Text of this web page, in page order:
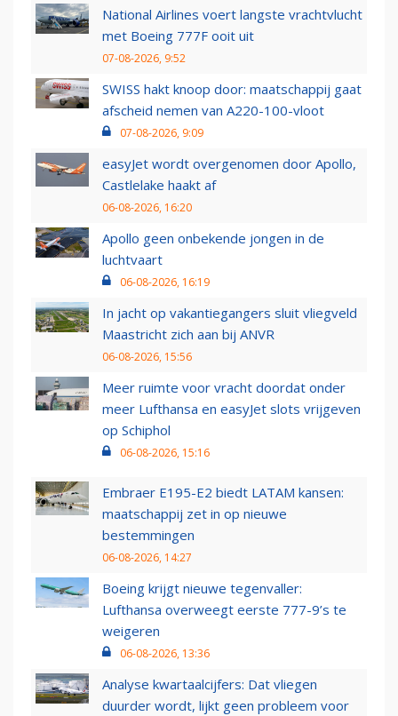
National Airlines voert langste vrachtvlucht
met Boeing 777F ooit uit
07-08-2026, 9:52
SWISS hakt knoop door: maatschappij gaat
afscheid nemen van A220-100-vloot
07-08-2026, 9:09
easyJet wordt overgenomen door Apollo,
Castlelake haakt af
06-08-2026, 16:20
Apollo geen onbekende jongen in de
luchtvaart
06-08-2026, 16:19
In jacht op vakantiegangers sluit vliegveld
Maastricht zich aan bij ANVR
06-08-2026, 15:56
Meer ruimte voor vracht doordat onder
meer Lufthansa en easyJet slots vrijgeven
op Schiphol
06-08-2026, 15:16
Embraer E195-E2 biedt LATAM kansen:
maatschappij zet in op nieuwe
bestemmingen
06-08-2026, 14:27
Boeing krijgt nieuwe tegenvaller:
Lufthansa overweegt eerste 777-9’s te
weigeren
06-08-2026, 13:36
Analyse kwartaalcijfers: Dat vliegen
duurder wordt, lijkt geen probleem voor